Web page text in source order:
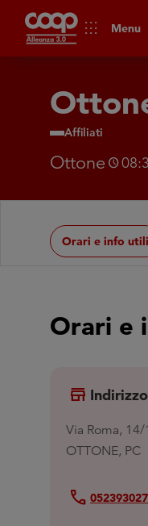
apps Menu
Affiliati
Ottone schedule
Orari e info utili
Orari e
store
Via Roma, 14/
OTTONE, PC
Call